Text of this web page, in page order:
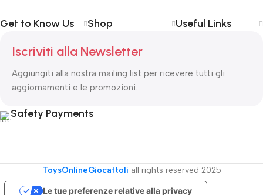
Get to Know Us Shop Useful Links
Iscriviti alla Newsletter
Aggiungiti alla nostra mailing list per ricevere tutti gli
aggiornamenti e le promozioni.
Safety Payments
ToysOnlineGiocattoli all rights reserved 2025
Le tue preferenze relative alla privacy